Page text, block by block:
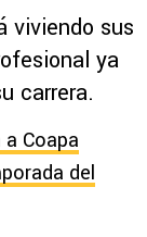
viviendo sus
ya
carrera.
Coapa
del